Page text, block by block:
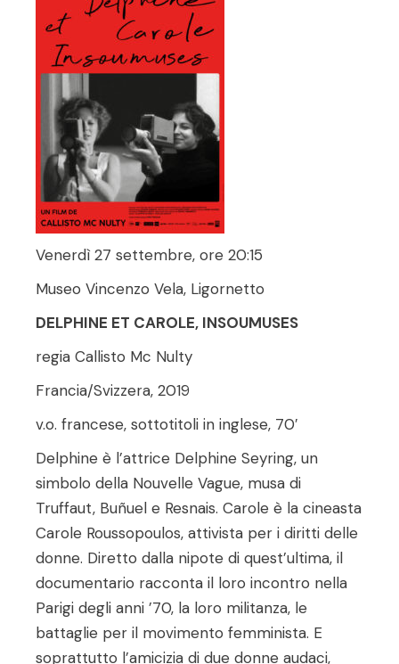
Venerdì 27 settembre, ore 20:15
Museo Vincenzo Vela, Ligornetto
DELPHINE ET CAROLE, INSOUMUSES
regia Callisto Mc Nulty
Francia/Svizzera, 2019
v.o. francese, sottotitoli in inglese, 70′
Delphine è l’attrice Delphine Seyring, un
simbolo della Nouvelle Vague, musa di
Truffaut, Buñuel e Resnais. Carole è la cineasta
Carole Roussopoulos, attivista per i diritti delle
donne. Diretto dalla nipote di quest’ultima, il
documentario racconta il loro incontro nella
Parigi degli anni ’70, la loro militanza, le
battaglie per il movimento femminista. E
soprattutto l’amicizia di due donne audaci,